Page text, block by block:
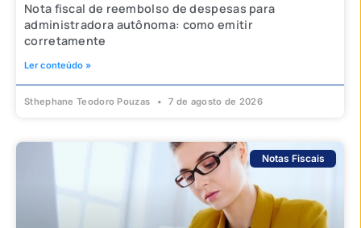
Nota fiscal de reembolso de despesas para
administradora autônoma: como emitir
corretamente
Ler conteúdo »
Sthephane Teodoro Pouzas 7 de agosto de 2026
Notas Fiscais